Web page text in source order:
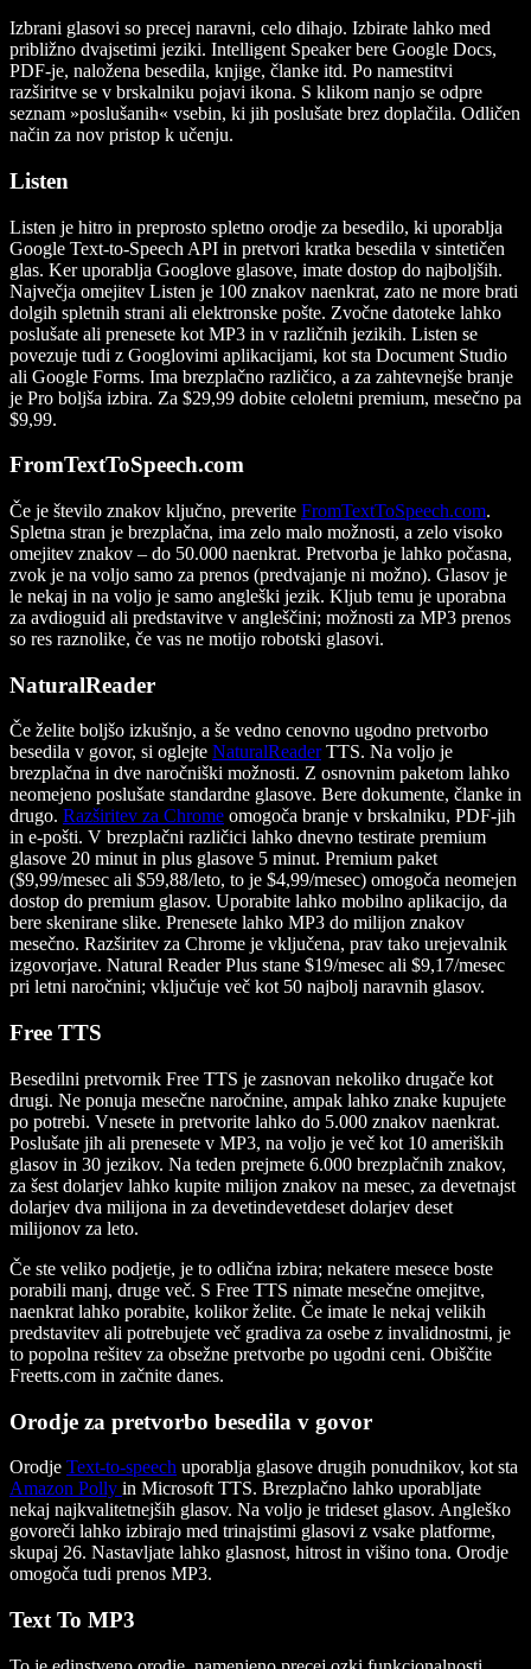
Izbrani glasovi so precej naravni, celo dihajo. Izbirate lahko med
približno dvajsetimi jeziki. Intelligent Speaker bere Google Docs,
PDF-je, naložena besedila, knjige, članke itd. Po namestitvi
razširitve se v brskalniku pojavi ikona. S klikom nanjo se odpre
seznam »poslušanih« vsebin, ki jih poslušate brez doplačila. Odličen
način za nov pristop k učenju.
Listen
Listen je hitro in preprosto spletno orodje za besedilo, ki uporablja
Google Text-to-Speech API in pretvori kratka besedila v sintetičen
glas. Ker uporablja Googlove glasove, imate dostop do najboljših.
Največja omejitev Listen je 100 znakov naenkrat, zato ne more brati
dolgih spletnih strani ali elektronske pošte. Zvočne datoteke lahko
poslušate ali prenesete kot MP3 in v različnih jezikih. Listen se
povezuje tudi z Googlovimi aplikacijami, kot sta Document Studio
ali Google Forms. Ima brezplačno različico, a za zahtevnejše branje
je Pro boljša izbira. Za $29,99 dobite celoletni premium, mesečno pa
$9,99.
FromTextToSpeech.com
Če je število znakov ključno, preverite FromTextToSpeech.com.
Spletna stran je brezplačna, ima zelo malo možnosti, a zelo visoko
omejitev znakov – do 50.000 naenkrat. Pretvorba je lahko počasna,
zvok je na voljo samo za prenos (predvajanje ni možno). Glasov je
le nekaj in na voljo je samo angleški jezik. Kljub temu je uporabna
za avdioguid ali predstavitve v angleščini; možnosti za MP3 prenos
so res raznolike, če vas ne motijo robotski glasovi.
NaturalReader
Če želite boljšo izkušnjo, a še vedno cenovno ugodno pretvorbo
besedila v govor, si oglejte NaturalReaderTTS. Na voljo je
brezplačna in dve naročniški možnosti. Z osnovnim paketom lahko
neomejeno poslušate standardne glasove. Bere dokumente, članke in
drugo. Razširitev za Chrome omogoča branje v brskalniku, PDF-jih
in e-pošti. V brezplačni različici lahko dnevno testirate premium
glasove 20 minut in plus glasove 5 minut. Premium paket
($9,99/mesec ali $59,88/leto, to je $4,99/mesec) omogoča neomejen
dostop do premium glasov. Uporabite lahko mobilno aplikacijo, da
bere skenirane slike. Prenesete lahko MP3 do milijon znakov
mesečno. Razširitev za Chrome je vključena, prav tako urejevalnik
izgovorjave. Natural Reader Plus stane $19/mesec ali $9,17/mesec
pri letni naročnini; vključuje več kot 50 najbolj naravnih glasov.
Free TTS
Besedilni pretvornik Free TTS je zasnovan nekoliko drugače kot
drugi. Ne ponuja mesečne naročnine, ampak lahko znake kupujete
po potrebi. Vnesete in pretvorite lahko do 5.000 znakov naenkrat.
Poslušate jih ali prenesete v MP3, na voljo je več kot 10 ameriških
glasov in 30 jezikov. Na teden prejmete 6.000 brezplačnih znakov,
za šest dolarjev lahko kupite milijon znakov na mesec, za devetnajst
dolarjev dva milijona in za devetindevetdeset dolarjev deset
milijonov za leto.
Če ste veliko podjetje, je to odlična izbira; nekatere mesece boste
porabili manj, druge več. S Free TTS nimate mesečne omejitve,
naenkrat lahko porabite, kolikor želite. Če imate le nekaj velikih
predstavitev ali potrebujete več gradiva za osebe z invalidnostmi, je
to popolna rešitev za obsežne pretvorbe po ugodni ceni. Obiščite
Freetts.com in začnite danes.
Orodje za pretvorbo besedila v govor
Orodje Text-to-speech uporablja glasove drugih ponudnikov, kot sta
Amazon Polly in Microsoft TTS. Brezplačno lahko uporabljate
nekaj najkvalitetnejših glasov. Na voljo je trideset glasov. Angleško
govoreči lahko izbirajo med trinajstimi glasovi z vsake platforme,
skupaj 26. Nastavljate lahko glasnost, hitrost in višino tona. Orodje
omogoča tudi prenos MP3.
Text To MP3